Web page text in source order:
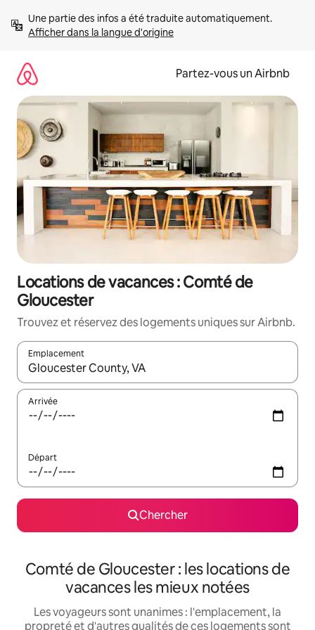
directement
Afficher dans la langue d'origine
Partez-vous un Airbnb
Locations de vacances : Comté de
Gloucester
Trouvez et réservez des logements uniques sur Airbnb.
Emplacement
Quand les résultats sont affichés, parcourez-les en utilisant
Arrivée
Départ
Chercher
Comté de Gloucester : les locations de
vacances les mieux notées
Les voyageurs sont unanimes : l'emplacement, la
propreté et d'autres qualités de ces logements sont